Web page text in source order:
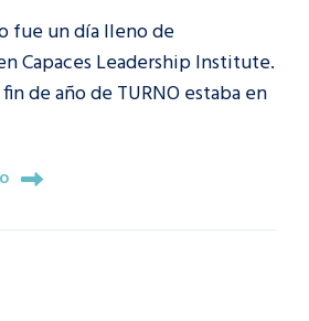
fue un día lleno de
Capaces Leadership Institute.
de año de TURNO estaba en